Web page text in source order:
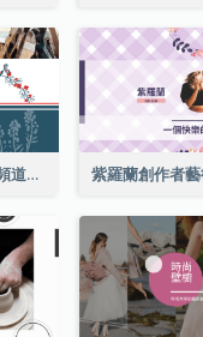
凱爾·科斯特洛YouTube頻道圖片2